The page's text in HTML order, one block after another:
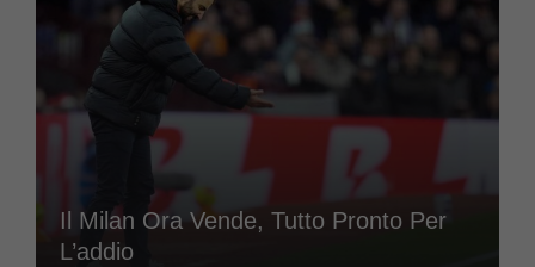
Il Milan Ora Vende, Tutto Pronto Per
L’addio